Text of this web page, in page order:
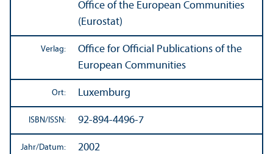
Office of the European Communities
(Eurostat)
Verlag:
Office for Official Publications of the
European Communities
Ort: Luxemburg
ISBN/ ISSN: 92-894-4496-7
Jahr/Datum: 2002